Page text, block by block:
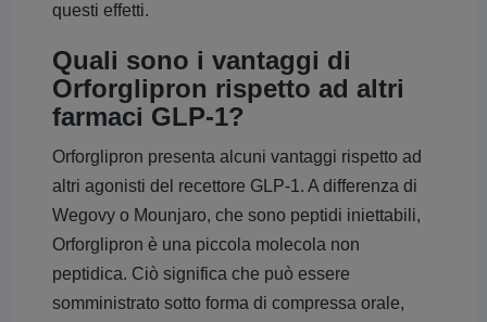
questi effetti.
Quali sono i vantaggi di
Orforglipron rispetto ad altri
farmaci GLP-1?
Orforglipron presenta alcuni vantaggi rispetto ad
altri agonisti del recettore GLP-1. A differenza di
Wegovy o Mounjaro, che sono peptidi iniettabili,
Orforglipron è una piccola molecola non
peptidica. Ciò significa che può essere
somministrato sotto forma di compressa orale,